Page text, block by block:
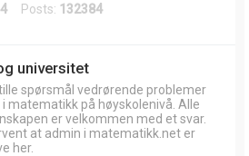
Posts: 132384
universitet
spørsmål vedrørende problemer
matematikk på høyskolenivå. Alle
er velkommen med et svar.
at admin i matematikk.net er
her.